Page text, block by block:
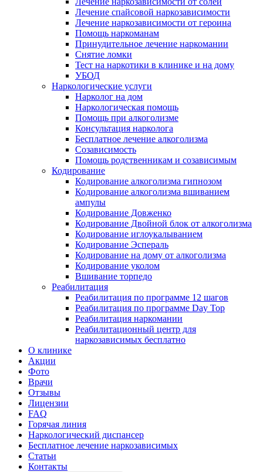
Лечение спайсовой наркозависимости
Лечение наркозависимости от героина
Помощь наркоманам
Принудительное лечение наркомании
Снятие ломки
Тест на наркотики в клинике и на дому
УБОД
Наркологические услуги
Нарколог на дом
Наркологическая помощь
Помощь при алкоголизме
Консультация нарколога
Бесплатное лечение алкоголизма
Созависимость
Помощь родственникам и созависимым
Кодирование
Кодирование алкоголизма гипнозом
Кодирование алкоголизма вшиванием
ампулы
Кодирование Довженко
Кодирование Двойной блок от алкоголизма
Кодирование иглоукалыванием
Кодирование Эспераль
Кодирование на дому от алкоголизма
Кодирование уколом
Вшивание торпедо
Реабилитация
Реабилитация по программе 12 шагов
Реабилитация по программе Day Top
Реабилитация наркомании
Реабилитационный центр для
наркозависимых бесплатно
О клинике
Акции
Фото
Врачи
Отзывы
Лицензии
FAQ
Горячая линия
Наркологический диспансер
Бесплатное лечение наркозависимых
Статьи
Контакты